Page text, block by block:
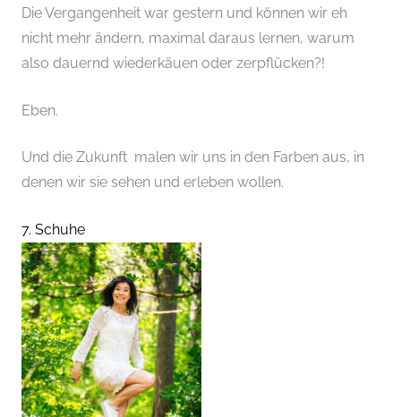
Die Vergangenheit war gestern und können wir eh
nicht mehr ändern, maximal daraus lernen, warum
also dauernd wiederkäuen oder zerpflücken?!
Eben.
Und die Zukunft malen wir uns in den Farben aus, in
denen wir sie sehen und erleben wollen.
7. Schuhe